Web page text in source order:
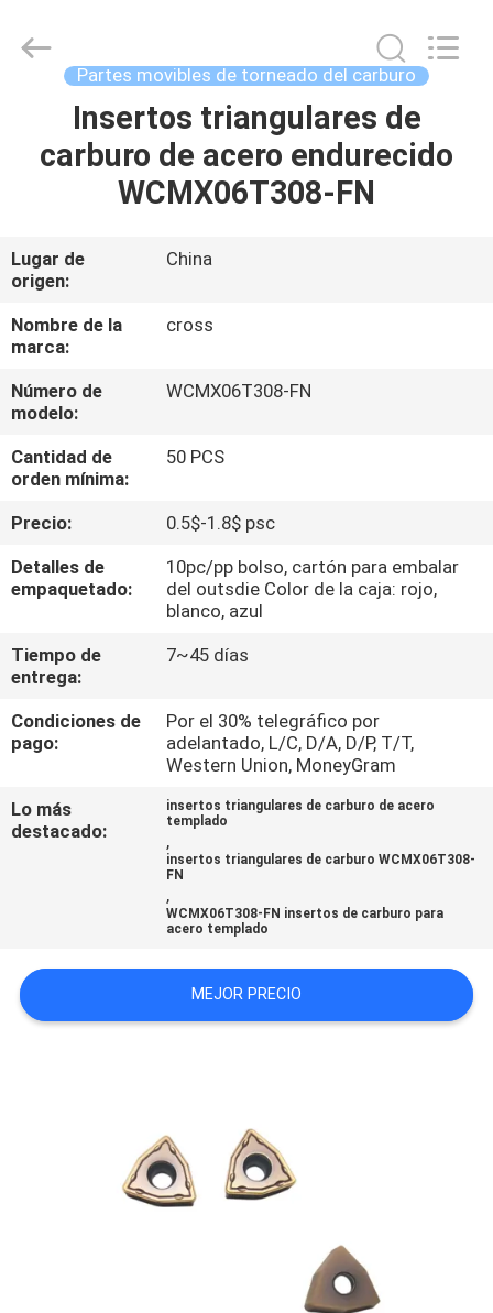
INICIO
PRODUCTOS
SOBRE
NOSOTROS
VISITA
A
LA
FÁBRICA
DE
CONTACTO
NOTICIAS
MAPA
PRIVACY
POLICY
keluosi
Trading
Partes movibles de torneado del carburo
Insertos triangulares de
carburo de acero endurecido
WCMX06T308-FN
Lugar de
origen:
China
Nombre de la
marca:
cross
Número de
modelo:
WCMX06T308-FN
Cantidad de
orden mínima:
50 PCS
Precio:
0.5$-1.8$ psc
Detalles de
empaquetado:
10pc/pp bolso, cartón para embalar
del outsdie Color de la caja: rojo,
blanco, azul
Tiempo de
entrega:
7~45 días
Condiciones de
pago:
Por el 30% telegráfico por
adelantado, L/C, D/A, D/P, T/T,
Western Union, MoneyGram
Lo más
destacado:
insertos triangulares de carburo de acero
templado
,
insertos triangulares de carburo WCMX06T308-
FN
,
WCMX06T308-FN insertos de carburo para
acero templado
MEJOR PRECIO